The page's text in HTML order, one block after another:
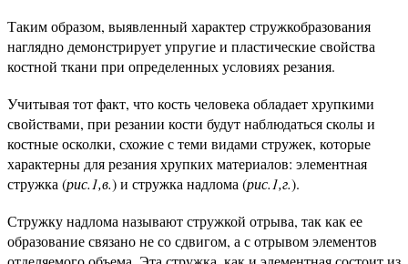
Таким образом, выявленный характер стружкобразования
наглядно демонстрирует упругие и пластические свойства
костной ткани при определенных условиях резания.
Учитывая тот факт, что кость человека обладает хрупкими
свойствами, при резании кости будут наблюдаться сколы и
костные осколки, схожие с теми видами стружек, которые
характерны для резания хрупких материалов: элементная
стружка (рис.1,в.) и стружка надлома (рис.1,г.).
Стружку надлома называют стружкой отрыва, так как ее
образование связано не со сдвигом, а с отрывом элементов